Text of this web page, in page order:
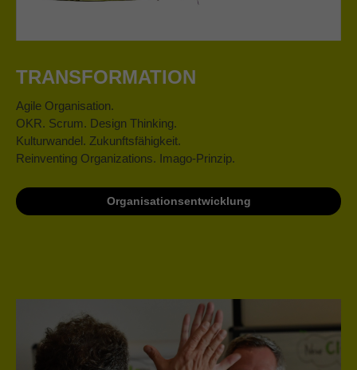
TRANSFORMATION
Agile Organisation.
OKR. Scrum. Design Thinking.
Kulturwandel. Zukunftsfähigkeit.
Reinventing Organizations. Imago-Prinzip.
Organisationsentwicklung